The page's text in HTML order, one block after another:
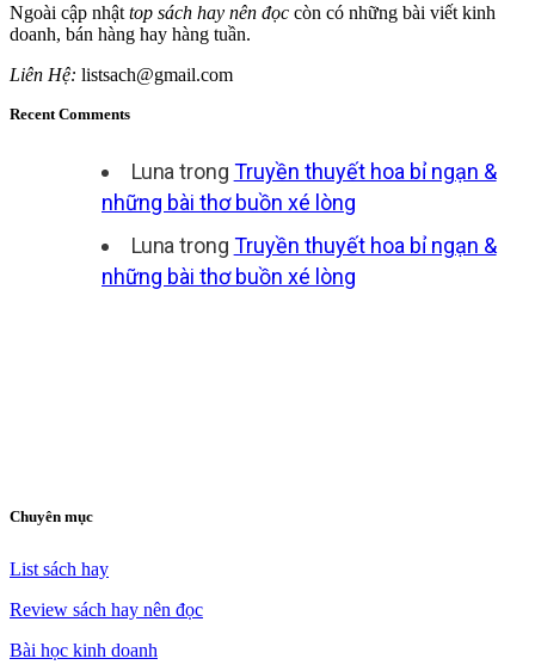
Ngoài cập nhật top sách hay nên đọc còn có những bài viết kinh
doanh, bán hàng hay hàng tuần.
Liên Hệ: listsach@gmail.com
Recent Comments
Luna trong Truyền thuyết hoa bỉ ngạn &
những bài thơ buồn xé lòng
Luna trong Truyền thuyết hoa bỉ ngạn &
những bài thơ buồn xé lòng
Chuyên mục
List sách hay
Review sách hay nên đọc
Bài học kinh doanh